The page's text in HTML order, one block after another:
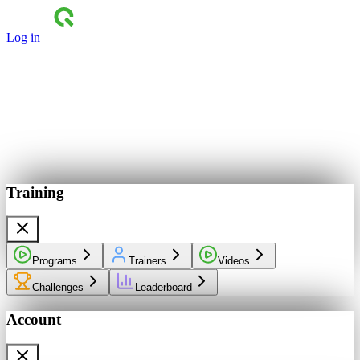
Log in
Training
Programs Trainers Videos
Challenges Leaderboard
Account